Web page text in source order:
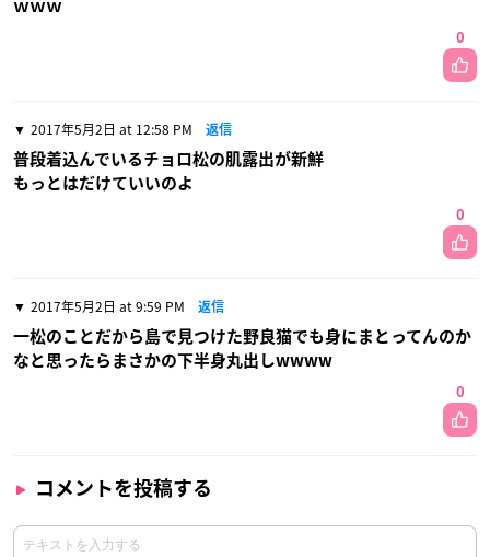
ｗｗｗ
0
2017年5月2日 at 12:58 PM 返信
普段着込んでいるチョロ松の肌露出が新鮮
もっとはだけていいのよ
0
2017年5月2日 at 9:59 PM 返信
一松のことだから島で見つけた野良猫でも身にまとってんのか
なと思ったらまさかの下半身丸出しwwww
0
コメントを投稿する